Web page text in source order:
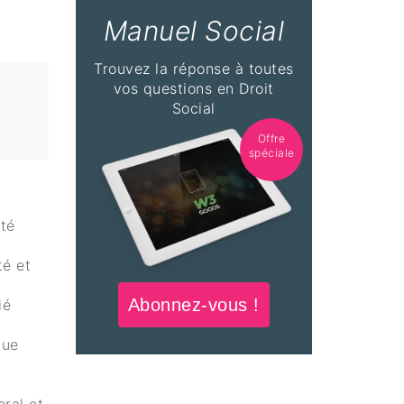
et
Manuel Social
Trouvez la réponse à toutes
vos questions en Droit
Social
Offre
spéciale
Abonnez-vous !